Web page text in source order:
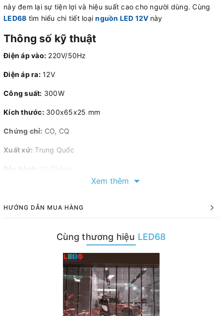
này đem lại sự tiện lợi và hiệu suất cao cho người dùng. Cùng
LED68 tìm hiểu chi tiết loạinguồn LED 12V này
Thông số kỹ thuật
Điện áp vào: 220V/50Hz
Điện áp ra:12V
Công suất: 300W
Kích thước:300x65x25 mm
Chứng chỉ: CO, CQ
Xuất xứ: Trung Quốc
Bảo hành:
Xem thêm
HƯỚNG DẪN MUA HÀNG
Cùng thương hiệu LED68